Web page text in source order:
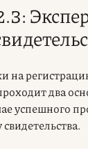
на
два
успешного